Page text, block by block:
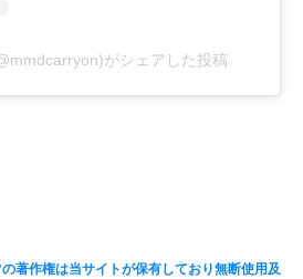
がシェアした投稿
著作権は当サイトが保有しており無断使用及